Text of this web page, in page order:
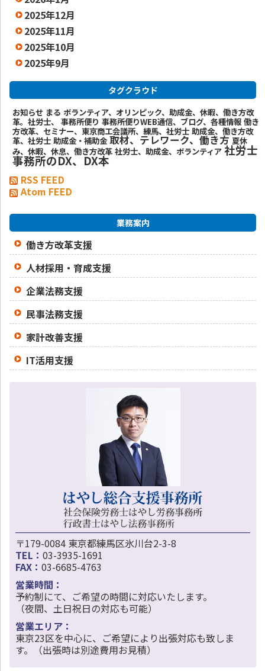
2025年12月
2025年11月
2025年10月
2025年9月
タグクラウド
お知らせ まる ボランティア、オリンピック、助成金、休暇、働き方改
革。社労士、
事務所便り 事務所便りWEB通信、ブログ、各種情報 働き
方改革、セミナー、東京商工会議所、練馬、社労士 助成金、働き方改
革、社労士 助成金・補助金 取材、テレワーク、働き方 夏休
み、休暇、休息、働き方改革 社労士、助成金、ボランティア 社労士
事務所のDX、DX本
RSS FEED
Atom FEED
業務案内
働き方改革支援
人材採用・育成支援
企業法務支援
民事法務支援
家計改善支援
IT活用支援
〒179-0084 東京都練馬区氷川台2-3-8
TEL： 03-3935-1691
FAX： 03-6685-4763
営業時間：
予約制にて、ご希望の時間に対応いたします。
（夜間、土日祝日の対応も可能）
営業エリア：
東京23区を中心に、ご希望により出張対応も致しま
す。（出張時は別途費用お見積）